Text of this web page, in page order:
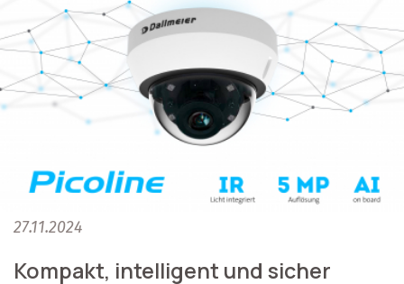
27.11.2024
Kompakt, intelligent und sicher